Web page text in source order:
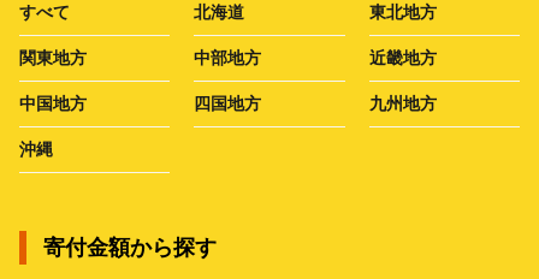
すべて 北海道 東北地方
関東地方 中部地方 近畿地方
中国地方 四国地方 九州地方
沖縄
寄付金額から探す